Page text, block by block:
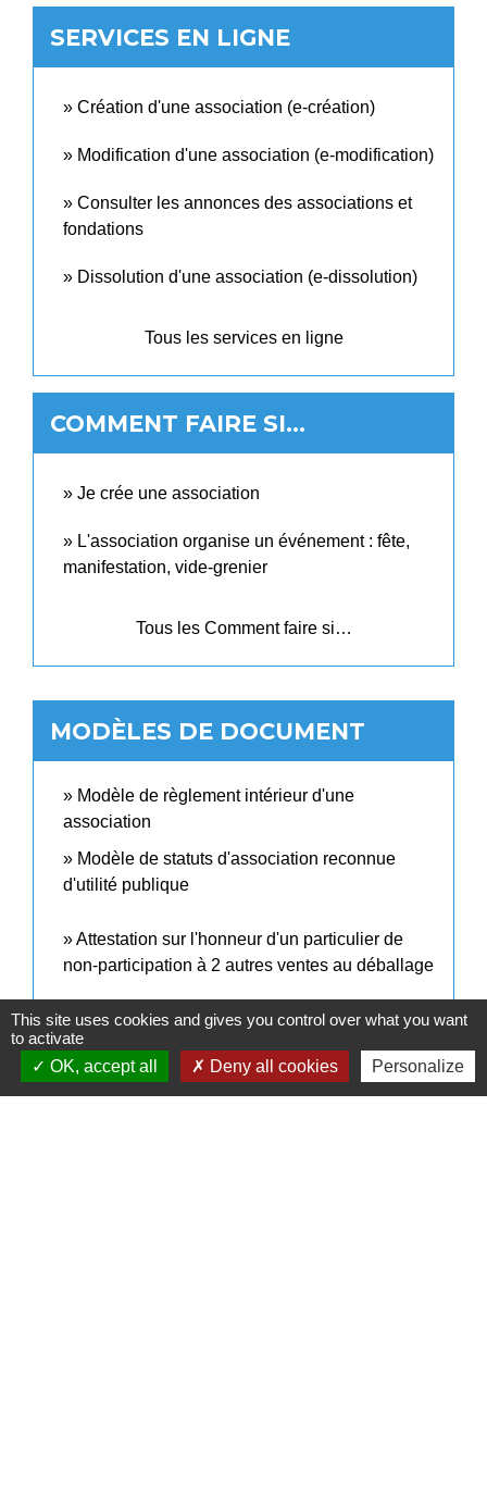
SERVICES EN LIGNE
Création d'une association (e-création)
Modification d'une association (e-modification)
Consulter les annonces des associations et
fondations
Dissolution d'une association (e-dissolution)
Tous les services en ligne
COMMENT FAIRE SI…
Je crée une association
L'association organise un événement : fête,
manifestation, vide-grenier
Tous les Comment faire si…
MODÈLES DE DOCUMENT
Modèle de règlement intérieur d'une
association
Modèle de statuts d'association reconnue
d'utilité publique
Attestation sur l'honneur d'un particulier de
non-participation à 2 autres ventes au déballage
This site uses cookies and gives you control over what you want
to activate
OK, accept all
Deny all cookies Personalize